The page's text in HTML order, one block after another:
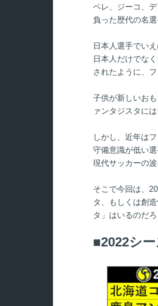
ペレ、ジーコ、
負った歴代の名
日本人選手でい
日本人だけでな
されたように、
子供が新しいお
ァンタジスタに
しかし、近年は
守備意識が低い
現代サッカーの波
そこで今回は、
タ、もしくは創
タ」はいるのだろ
2022シ